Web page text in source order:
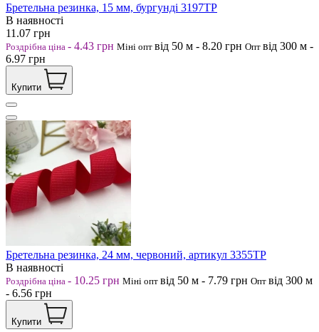
Бретельна резинка, 15 мм, бургунді 3197ТР
В наявності
11.07 грн
Роздрібна ціна - 4.43 грн Міні опт від 50 м - 8.20 грн Опт від 300 м -
6.97 грн
Купити
Бретельна резинка, 24 мм, червоний, артикул 3355ТР
В наявності
Роздрібна ціна - 10.25 грн Міні опт від 50 м - 7.79 грн Опт від 300 м
- 6.56 грн
Купити